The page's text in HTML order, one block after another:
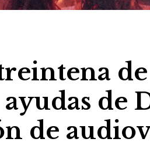
ayudas de
de